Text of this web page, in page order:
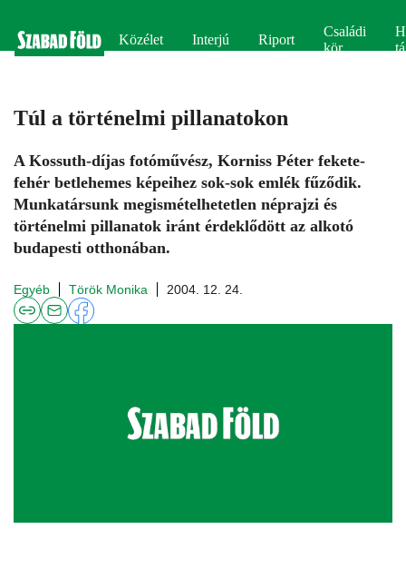
Közélet Interjú Riport
Családi
kör
Túl a történelmi pillanatokon
A Kossuth-díjas fotóművész, Korniss Péter fekete-
fehér betlehemes képeihez sok-sok emlék fűződik.
Munkatársunk megismételhetetlen néprajzi és
történelmi pillanatok iránt érdeklődött az alkotó
budapesti otthonában.
Egyéb Török Monika 2004. 12. 24.